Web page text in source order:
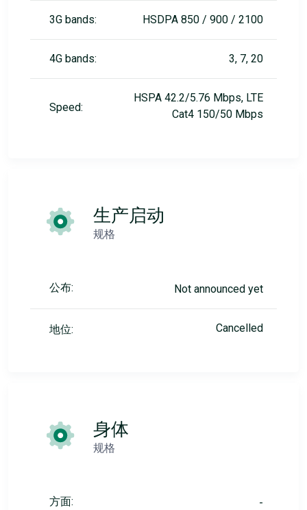
3G bands: HSDPA 850 / 900 / 2100
4G bands: 3, 7, 20
Speed:
HSPA 42.2/5.76 Mbps, LTE
Cat4 150/50 Mbps
生产启动
规格
公布: Not announced yet
地位: Cancelled
身体
规格
方面: -